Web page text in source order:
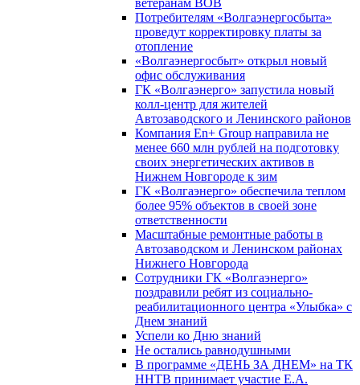
ветеранам ВОВ
Потребителям «Волгаэнергосбыта»
проведут корректировку платы за
отопление
«Волгаэнергосбыт» открыл новый
офис обслуживания
ГК «Волгаэнерго» запустила новый
колл-центр для жителей
Автозаводского и Ленинского районов
Компания En+ Group направила не
менее 660 млн рублей на подготовку
своих энергетических активов в
Нижнем Новгороде к зим
ГК «Волгаэнерго» обеспечила теплом
более 95% объектов в своей зоне
ответственности
Масштабные ремонтные работы в
Автозаводском и Ленинском районах
Нижнего Новгорода
Сотрудники ГК «Волгаэнерго»
поздравили ребят из социально-
реабилитационного центра «Улыбка» с
Днем знаний
Успели ко Дню знаний
Не остались равнодушными
В программе «ДЕНЬ ЗА ДНЕМ» на ТК
ННТВ принимает участие Е.А.